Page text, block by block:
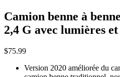
Camion benne à
2,4 G avec lumières et
$75.99
Version 2020 améliorée du